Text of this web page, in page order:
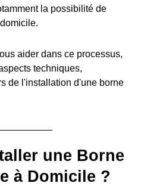
la possibilité de
aider dans ce processus,
techniques,
de l'installation d'une borne
une Borne
à Domicile ?